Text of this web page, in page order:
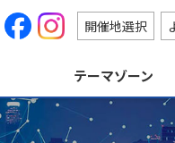
開催地選択
テーマゾーン